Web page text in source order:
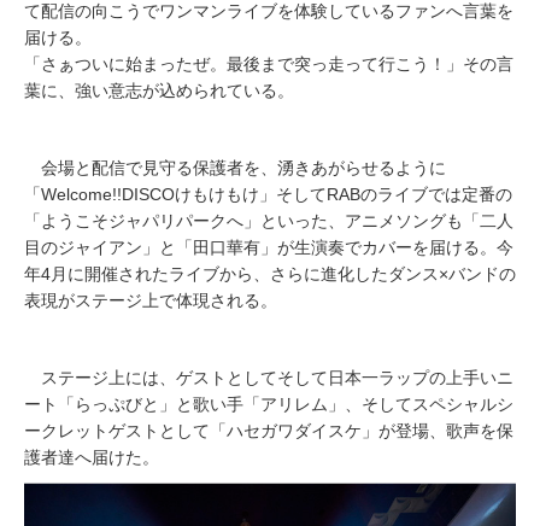
て配信の向こうでワンマンライブを体験しているファンへ言葉を
届ける。
「さぁついに始まったぜ。最後まで突っ走って行こう！」その言
葉に、強い意志が込められている。
会場と配信で見守る保護者を、湧きあがらせるように
「Welcome!!DISCOけもけもけ」そしてRABのライブでは定番の
「ようこそジャパリパークへ」といった、アニメソングも「二人
目のジャイアン」と「田口華有」が生演奏でカバーを届ける。今
年4月に開催されたライブから、さらに進化したダンス×バンドの
表現がステージ上で体現される。
ステージ上には、ゲストとしてそして日本一ラップの上手いニ
ート「らっぷびと」と歌い手「アリレム」、そしてスペシャルシ
ークレットゲストとして「ハセガワダイスケ」が登場、歌声を保
護者達へ届けた。